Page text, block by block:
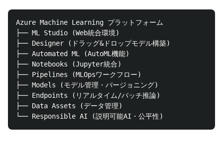
Azure Machine Learning プラットフォーム
├── ML Studio (Web統合環境)
├── Designer (ドラッグ&ドロップモデル構築)
├── Automated ML (AutoML機能)
├── Notebooks (Jupyter統合)
├── Pipelines (MLOpsワークフロー)
├── Models (モデル管理・バージョニング)
├── Endpoints (リアルタイム/バッチ推論)
├── Data Assets (データ管理)